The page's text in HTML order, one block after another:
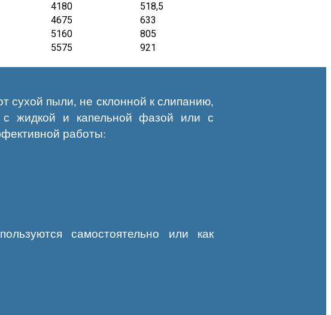
4180
518,5
4675
633
5160
805
5575 921
сухой пыли, не склонной к слипанию,
жидкой и капельной фазой или с
работы:
самостоятельно или как